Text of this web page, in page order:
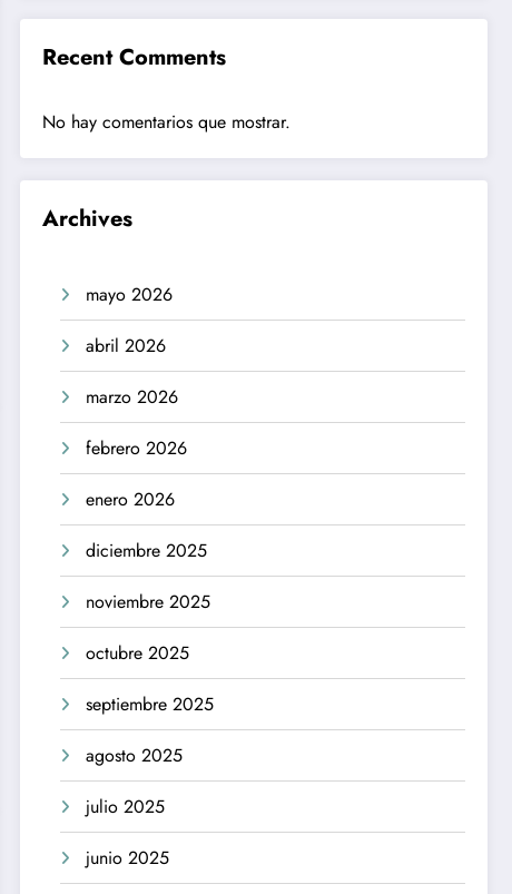
Recent Comments
No hay comentarios que mostrar.
Archives
mayo 2026
abril 2026
marzo 2026
febrero 2026
enero 2026
diciembre 2025
noviembre 2025
octubre 2025
septiembre 2025
agosto 2025
julio 2025
junio 2025